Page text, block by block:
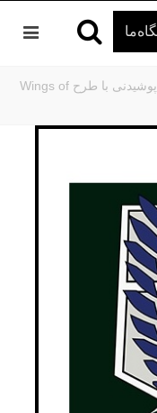
پوشیدنی با طرح Wings of